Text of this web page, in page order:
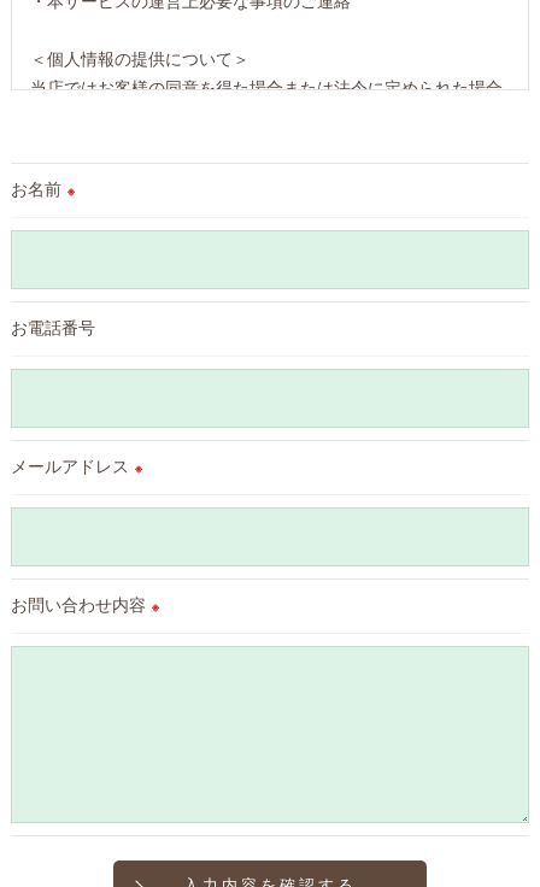
＜個人情報の提供について＞
当店ではお客様の同意を得た場合または法令に定められた場合
＜個人情報の委託について＞
当店では、利用目的の達成に必要な範囲において、個人情報を
これらの委託先に対しては個人情報保護契約等の措置をとり、
適切な監督を行います。
＜個人情報の安全管理＞
理対策を実施します。
＜個人情報の開示･訂正・削除･利用停止の手続について＞
お名前 ※
お電話番号
メールアドレス ※
お問い合わせ内容 ※